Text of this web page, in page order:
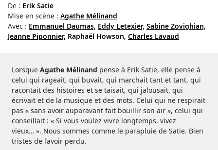
De : Erik Satie
Mise en scène : Agathe Mélinand
Avec : Emmanuel Daumas, Eddy Letexier, Sabine Zovighian,
Jeanne Piponnier, Raphaël Howson, Charles Lavaud
Lorsque Agathe Mélinand pense à Erik Satie, elle pense à
celui qui rageait, qui buvait, qui marchait tant et tant, qui
racontait des histoires et se taisait, qui jalousait, qui
écrivait et de la musique et des mots. Celui qui ne respirait
pas « sans avoir auparavant fait bouillir son air », celui qui
conseillait : « Si vous voulez vivre longtemps, vivez
vieux… ». Nous sommes comme le parapluie de Satie. Bien
tristes de l’avoir perdu.